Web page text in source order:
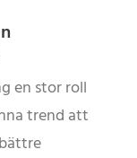
en stor roll
trend att